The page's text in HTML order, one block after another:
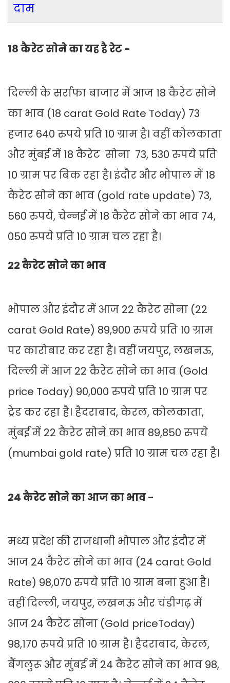
दाम
18 कैरेट सोने का यह है रेट -
दिल्ली के सर्राफा बाजार में आज 18 कैरेट सोने
का भाव (18 carat Gold Rate Today) 73
हजार 640 रुपये प्रति 10 ग्राम है। वहीं कोलकाता
और मुंबई में 18 कैरेट सोना 73, 530 रुपये प्रति
10 ग्राम पर बिक रहा है। इंदौर और भोपाल में 18
कैरेट सोने का भाव (gold rate update) 73,
560 रुपये, चेन्नई में 18 कैरेट सोने का भाव 74,
050 रुपये प्रति 10 ग्राम चल रहा है।
22 कैरेट सोने का भाव
भोपाल और इंदौर में आज 22 कैरेट सोना (22
carat Gold Rate) 89,900 रुपये प्रति 10 ग्राम
पर कारोबार कर रहा है। वहीं जयपुर, लखनऊ,
दिल्ली में आज 22 कैरेट सोने का भाव (Gold
price Today) 90,000 रुपये प्रति 10 ग्राम पर
ट्रेड कर रहा है। हैदराबाद, केरल, कोलकाता,
मुंबई में 22 कैरेट सोने का भाव 89,850 रुपये
(mumbai gold rate) प्रति 10 ग्राम चल रहा है।
24 कैरेट सोने का आज का भाव -
मध्य प्रदेश की राजधानी भोपाल और इंदौर में
आज 24 कैरेट सोने का भाव (24 carat Gold
Rate) 98,070 रुपये प्रति 10 ग्राम बना हुआ है।
वहीं दिल्ली, जयपुर, लखनऊ और चंडीगढ़ में
आज 24 कैरेट सोना (Gold priceToday)
98,170 रुपये प्रति 10 ग्राम है। हैदराबाद, केरल,
बैंगलुरू और मुंबई में 24 कैरेट सोने का भाव 98,